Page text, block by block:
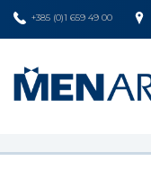
+385 (0)1 659 49 00